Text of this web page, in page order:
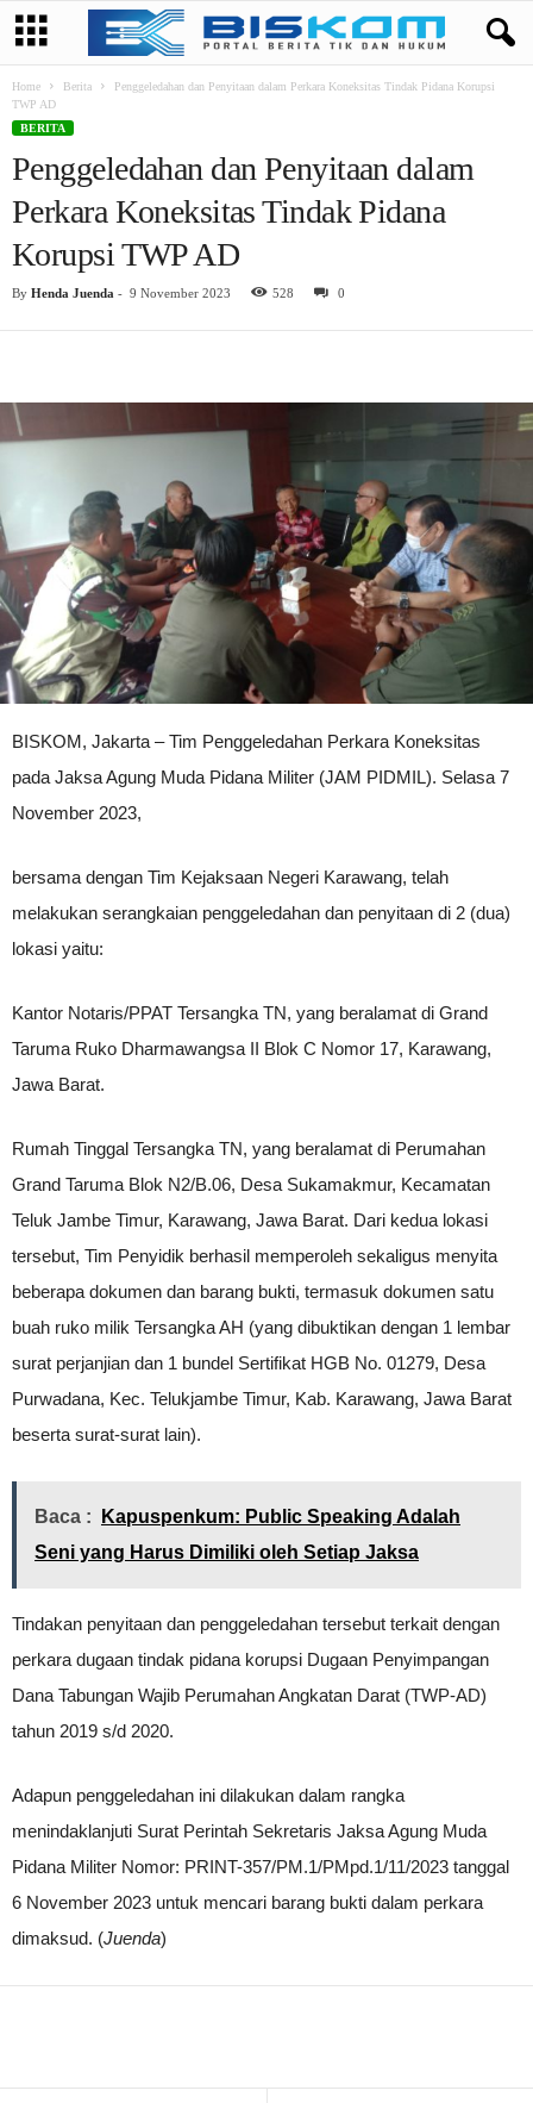
Home Berita
Penggeledahan dan Penyitaan dalam Perkara Koneksitas Tindak Pidana Korupsi
TWP AD
BERITA
Penggeledahan dan Penyitaan dalam
Perkara Koneksitas Tindak Pidana
Korupsi TWP AD
By Henda Juenda - 9 November 2023 528 0
BISKOM, Jakarta – Tim Penggeledahan Perkara Koneksitas
pada Jaksa Agung Muda Pidana Militer (JAM PIDMIL). Selasa 7
November 2023,
bersama dengan Tim Kejaksaan Negeri Karawang, telah
melakukan serangkaian penggeledahan dan penyitaan di 2 (dua)
lokasi yaitu:
Kantor Notaris/PPAT Tersangka TN, yang beralamat di Grand
Taruma Ruko Dharmawangsa II Blok C Nomor 17, Karawang,
Jawa Barat.
Rumah Tinggal Tersangka TN, yang beralamat di Perumahan
Grand Taruma Blok N2/B.06, Desa Sukamakmur, Kecamatan
Teluk Jambe Timur, Karawang, Jawa Barat. Dari kedua lokasi
tersebut, Tim Penyidik berhasil memperoleh sekaligus menyita
beberapa dokumen dan barang bukti, termasuk dokumen satu
buah ruko milik Tersangka AH (yang dibuktikan dengan 1 lembar
surat perjanjian dan 1 bundel Sertifikat HGB No. 01279, Desa
Purwadana, Kec. Telukjambe Timur, Kab. Karawang, Jawa Barat
beserta surat-surat lain).
Baca :
Kapuspenkum: Public Speaking Adalah
Seni yang Harus Dimiliki oleh Setiap Jaksa
Tindakan penyitaan dan penggeledahan tersebut terkait dengan
perkara dugaan tindak pidana korupsi Dugaan Penyimpangan
Dana Tabungan Wajib Perumahan Angkatan Darat (TWP-AD)
tahun 2019 s/d 2020.
Adapun penggeledahan ini dilakukan dalam rangka
menindaklanjuti Surat Perintah Sekretaris Jaksa Agung Muda
Pidana Militer Nomor: PRINT-357/PM.1/PMpd.1/11/2023 tanggal
6 November 2023 untuk mencari barang bukti dalam perkara
dimaksud. (Juenda)